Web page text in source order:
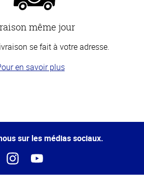
même jour
se fait à votre adresse.
en savoir plus
sur les médias sociaux.